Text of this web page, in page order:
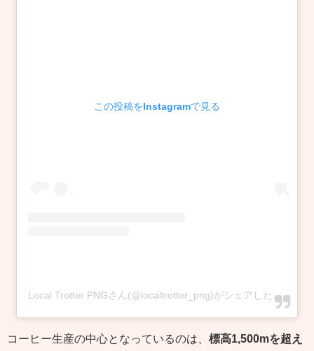
この投稿をInstagramで見る
Local Trotter PNGさん(@localtrotter_png)がシェアした投稿
コーヒー生産の中心となっているのは、 標高1,500mを超え